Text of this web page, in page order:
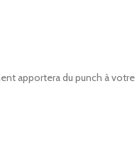
apportera du punch à